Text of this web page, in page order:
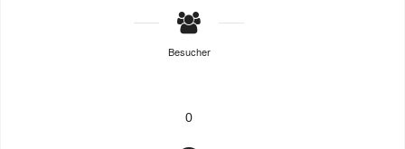
Besucher
0